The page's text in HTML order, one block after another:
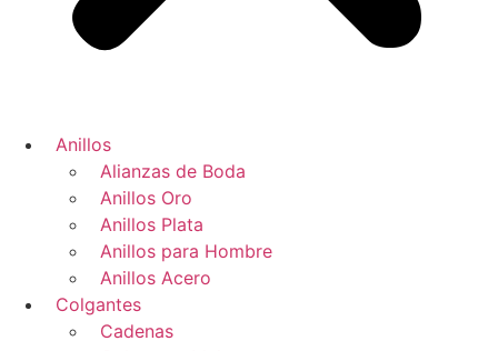
Anillos
Alianzas de Boda
Anillos Oro
Anillos Plata
Anillos para Hombre
Anillos Acero
Colgantes
Cadenas